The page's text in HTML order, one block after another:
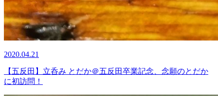
2020.04.21
【五反田】立呑み とだか＠五反田卒業記念、念願のとだか
に初訪問！